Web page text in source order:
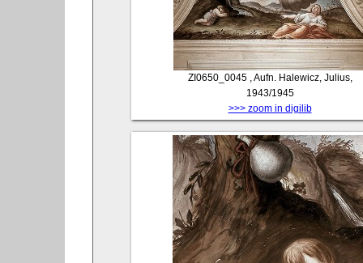
ZI0650_0045 , Aufn. Halewicz, Julius,
1943/1945
>>> zoom in digilib